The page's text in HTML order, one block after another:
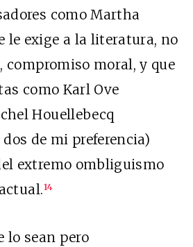
como Martha
le exige a la literatura, no
compromiso moral, y que
como Karl Ove
Houellebecq
de mi preferencia)
extremo ombliguismo
14
lo sean pero